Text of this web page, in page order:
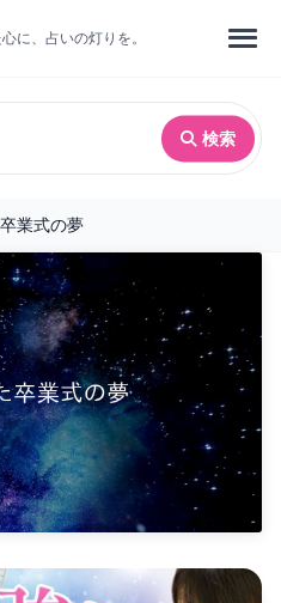
に、占いの灯りを。
検索
業式の夢